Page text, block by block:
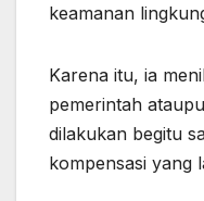
keamanan
Karena itu, ia
pemerintah
dilakukan begitu
kompensasi yang